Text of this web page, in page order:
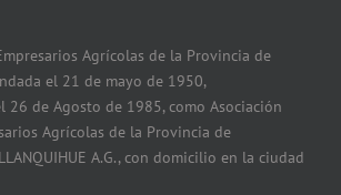
Agrícolas de la Provincia de
el 21 de mayo de 1950,
26 de Agosto de 1985, como Asociación
Agrícolas de la Provincia de
A.G., con domicilio en la ciudad